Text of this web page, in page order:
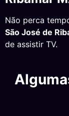
Não perca
São José de
de assistir TV.